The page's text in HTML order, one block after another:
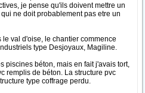
je pense qu'ils doivent mettre un
ne doit probablement pas etre un
val d'oise, le chantier commence
type Desjoyaux, Magiline.
piscines béton, mais en fait j'avais tort,
remplis de béton. La structure pvc
type coffrage perdu.